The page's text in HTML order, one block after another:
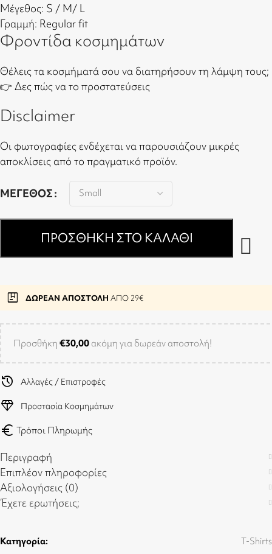
Μέγεθος: S / M/ L
Γραμμή: Regular fit
Φροντίδα κοσμημάτων
Θέλεις τα κοσμήματά σου να διατηρήσουν τη λάμψη τους;
👉 Δες πώς να το προστατεύσεις
Disclaimer
Οι φωτογραφίες ενδέχεται να παρουσιάζουν μικρές
αποκλίσεις από το πραγματικό προϊόν.
ΜΈΓΕΘΟΣ
ΠΡΟΣΘΉΚΗ ΣΤΟ ΚΑΛΆΘΙ
package ΔΩΡΕΑΝ ΑΠΟΣΤΟΛΗ ΑΠΟ 29€
Προσθήκη €30,00 ακόμη για δωρεάν αποστολή!
history Αλλαγές / Επιστροφές
diamond Προστασία Κοσμημάτων
euro Τρόποι Πληρωμής
Περιγραφή
Επιπλέον πληροφορίες
Αξιολογήσεις (0)
Έχετε ερωτήσεις;
Κατηγορία: T-Shirts